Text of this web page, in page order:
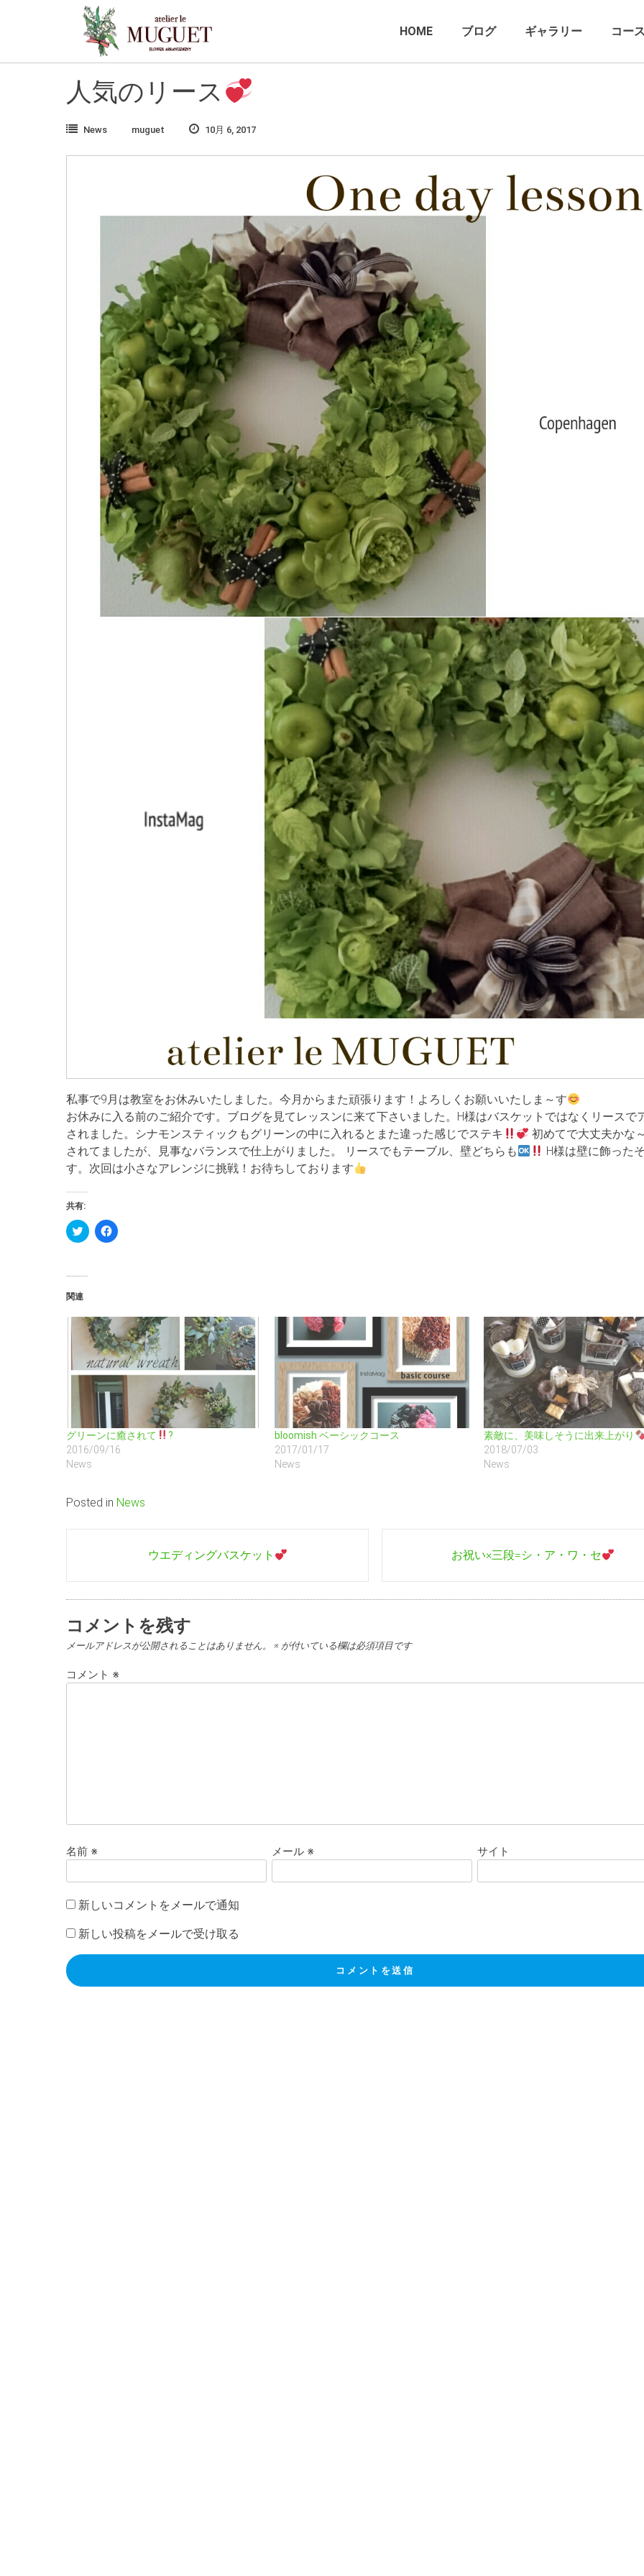
HOME ブログ ギャラリー コー
人気のリース
News muguet 10月 6, 2017
私事で9月は教室をお休みいたしました。今月からまた頑張ります！よろしくお願いいたしま～す
お休みに入る前のご紹介です。ブログを見てレッスンに来て下さいました。H様はバスケットではなくリースで
されました。シナモンスティックもグリーンの中に入れるとまた違った感じでステキ
初めてで大丈夫かな
されてましたが、見事なバランスで仕上がりました。 リースでもテーブル、壁どちらも
H様は壁に飾った
す。次回は小さなアレンジに挑戦！お待ちしております
共有:
ク
リ
て
(新
し
い
ウ
ィ
ン
ド
ま
す)
Facebook
で
ク
し
て
く
だ
さ
い
(新
し
ウ
ィ
ン
ド
ま
す)
関連
グリーンに癒されて
?
2016/09/16
News
bloomish ベーシックコース
2017/01/17
News
素敵に、美味しそうに出来上がり
2018/07/03
News
Posted in News
navigationウエディングバスケット お祝い×三段=シ・ア・ワ・セ
コメントを残す
メールアドレスが公開されることはありません。 ※ が付いている欄は必須項目です
コメント ※
名前 ※ メール ※ サイト
新しいコメントをメールで通知
新しい投稿をメールで受け取る